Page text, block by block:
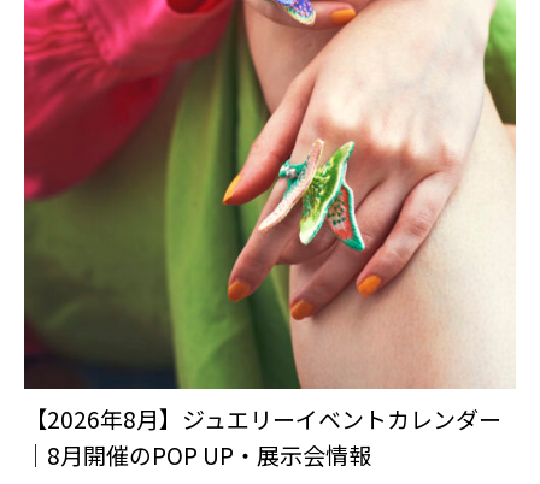
【2026年8月】ジュエリーイベントカレンダー
｜8月開催のPOP UP・展示会情報